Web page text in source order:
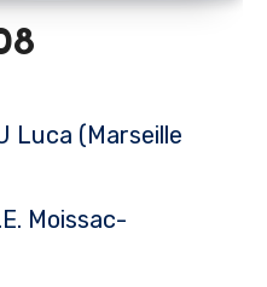
Luca (Marseille
Moissac-